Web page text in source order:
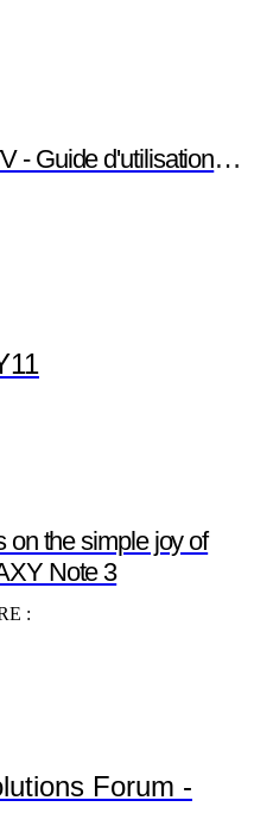
d'utilisation Smart TV
on the simple joy of
Note 3
:
Forum -